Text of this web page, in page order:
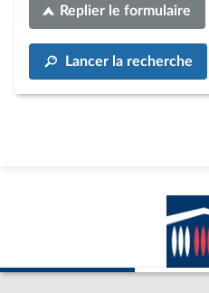
Replier le formulaire
Lancer la recherche